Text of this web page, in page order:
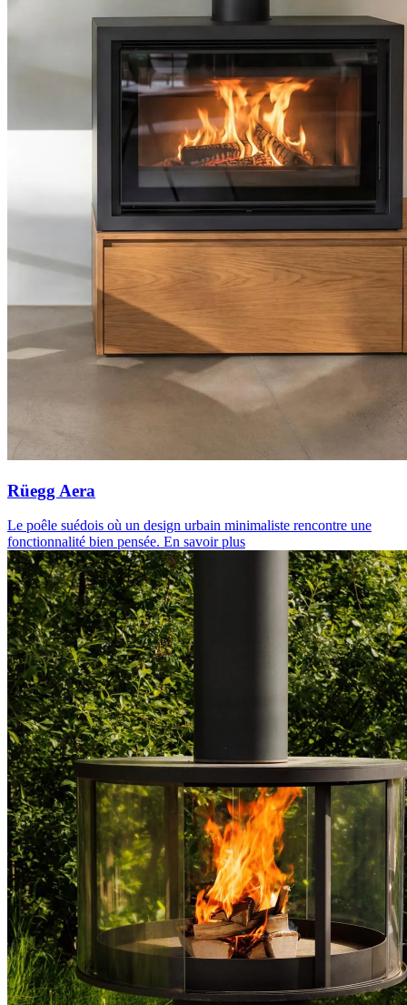
Rüegg Aera
Le poêle suédois où un design urbain minimaliste rencontre une
fonctionnalité bien pensée. En savoir plus